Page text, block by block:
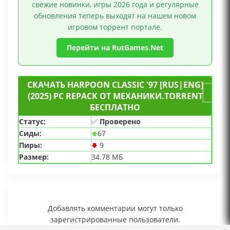
свежие новинки, игры 2026 года и регулярные
обновления теперь выходят на нашем новом
игровом торрент портале.
Перейти на RutGames.Net
СКАЧАТЬ HARPOON CLASSIC '97 [RUS|ENG]
(2025) PC REPACK ОТ МЕХАНИКИ.TORRENT
БЕСПЛАТНО
Статус: ✅ Проверено
Сиды:
67
Пиры:
9
Размер:
34.78 МБ
Добавлять комментарии могут только
зарегистрированные пользователи.